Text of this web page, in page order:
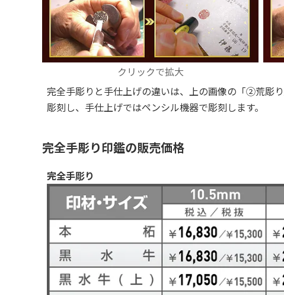
クリックで拡大
完全手彫りと手仕上げの違いは、上の画像の「②荒彫
彫刻し、手仕上げではペンシル機器で彫刻します。
完全手彫り印鑑の販売価格
完全手彫り